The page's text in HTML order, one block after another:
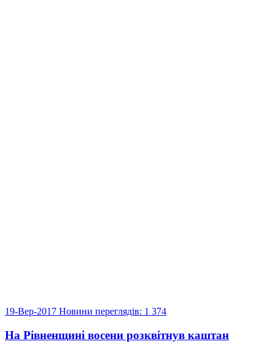
19-Вер-2017 Новини переглядів: 1 374
На Рівненщині восени розквітнув каштан